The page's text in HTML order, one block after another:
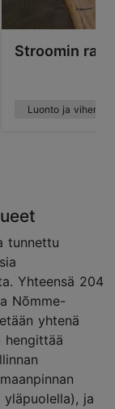
Stroomin
Luonto ja
tunnettu
Yhteensä 204
Nõmme-
yhtenä
hengittää
ja